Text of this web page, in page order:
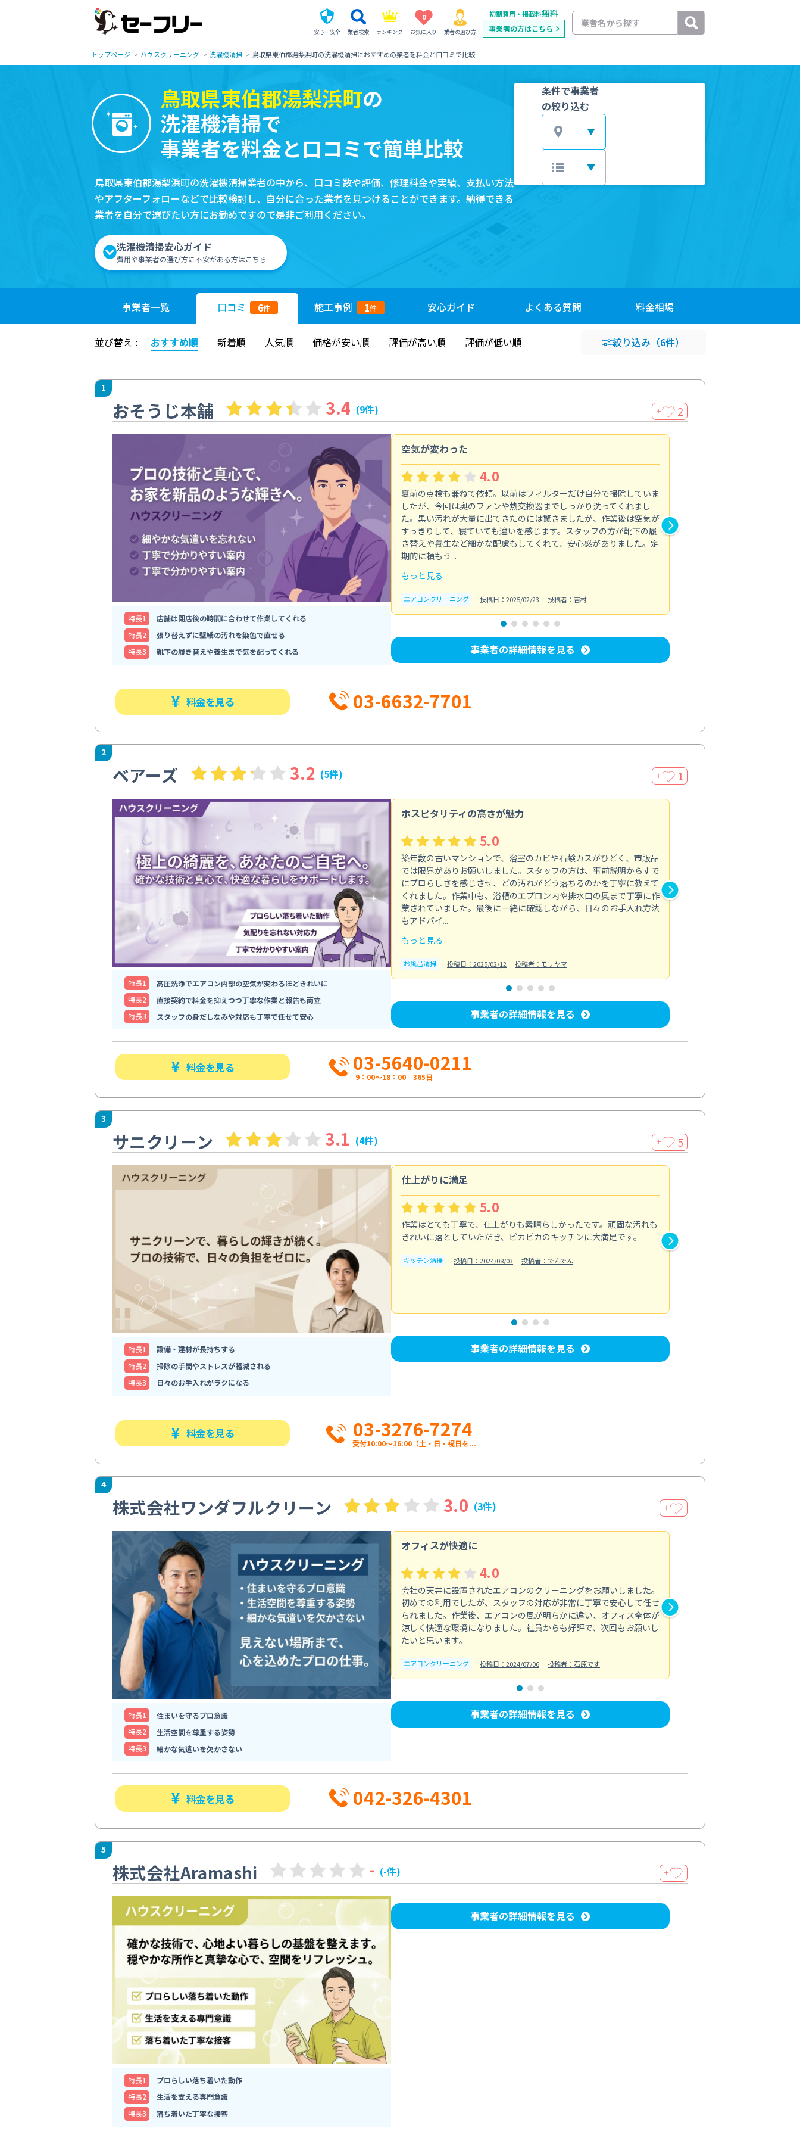
安心・安全 業者検索 ランキング
0
お気に入り 業者の選び方
初期費用・掲載料無料
事業者の方はこちら
トップページ ハウスクリーニング 洗濯機清掃 鳥取県東伯郡湯梨浜町の洗濯機清掃におすすめの業者を料金と口コミで比較
鳥取県東伯郡湯梨浜町の
洗濯機清掃で
事業者を料金と口コミで簡単比較
鳥取県東伯郡湯梨浜町の洗濯機清掃業者の中から、口コミ数や評価、修理料金や実績、支払い方法
やアフターフォローなどで比較検討し、自分に合った業者を見つけることができます。納得できる
業者を自分で選びたい方にお勧めですので是非ご利用ください。
洗濯機清掃安心ガイド
費用や事業者の選び方に不安がある方はこちら
条件で事業者
の絞り込む
事業者一覧 口コミ 6件 施工事例 1件 安心ガイド よくある質問 料金相場
並び替え : おすすめ順 新着順 人気順 価格が安い順 評価が高い順 評価が低い順 絞り込み （6件）
1
おそうじ本舗 3.4 (9件) ＋ 2
特⻑1
店舗は閉店後の時間に合わせて作業してくれる
特⻑2
張り替えずに壁紙の汚れを染色で直せる
特⻑3
靴下の履き替えや養生まで気を配ってくれる
空気が変わった
4.0
夏前の点検も兼ねて依頼。以前はフィルターだけ自分で掃除していま
したが、今回は奥のファンや熱交換器までしっかり洗ってくれまし
た。黒い汚れが大量に出てきたのには驚きましたが、作業後は空気が
すっきりして、寝ていても違いを感じます。スタッフの方が靴下の履
き替えや養生など細かな配慮もしてくれて、安心感がありました。定
期的に頼もう...
もっと見る
エアコンクリーニング 投稿日：2025/02/23 投稿者：吉村
事業者の詳細情報を見る
料金を見る 03-6632-7701
2
ベアーズ 3.2 (5件) ＋ 1
特⻑1
高圧洗浄でエアコン内部の空気が変わるほどきれいに
特⻑2
直接契約で料金を抑えつつ丁寧な作業と報告も両立
特⻑3
スタッフの身だしなみや対応も丁寧で任せて安心
ホスピタリティの高さが魅力
5.0
築年数の古いマンションで、浴室のカビや石鹸カスがひどく、市販品
では限界がありお願いしました。スタッフの方は、事前説明からすで
にプロらしさを感じさせ、どの汚れがどう落ちるのかを丁寧に教えて
くれました。作業中も、浴槽のエプロン内や排水口の奥まで丁寧に作
業されていました。最後に一緒に確認しながら、日々のお手入れ方法
もアドバイ...
もっと見る
お風呂清掃 投稿日：2025/02/12 投稿者：モリヤマ
事業者の詳細情報を見る
料金を見る 03-5640-0211
9：00～18：00 365日
3
サニクリーン 3.1 (4件) ＋ 5
特⻑1
設備・建材が長持ちする
特⻑2
掃除の手間やストレスが軽減される
特⻑3
日々のお手入れがラクになる
仕上がりに満足
5.0
作業はとても丁寧で、仕上がりも素晴らしかったです。頑固な汚れも
きれいに落としていただき、ピカピカのキッチンに大満足です。
キッチン清掃 投稿日：2024/08/03 投稿者：でんでん
事業者の詳細情報を見る
料金を見る 03-3276-7274
受付10:00〜16:00（土・日・祝日を...
4
株式会社ワンダフルクリーン 3.0 (3件) ＋
特⻑1
住まいを守るプロ意識
特⻑2
生活空間を尊重する姿勢
特⻑3
細かな気遣いを欠かさない
オフィスが快適に
4.0
会社の天井に設置されたエアコンのクリーニングをお願いしました。
初めての利用でしたが、スタッフの対応が非常に丁寧で安心して任せ
られました。作業後、エアコンの風が明らかに違い、オフィス全体が
涼しく快適な環境になりました。社員からも好評で、次回もお願いし
たいと思います。
エアコンクリーニング 投稿日：2024/07/06 投稿者：石原です
事業者の詳細情報を見る
料金を見る 042-326-4301
5
株式会社Aramashi - (-件) ＋
特⻑1
プロらしい落ち着いた動作
特⻑2
生活を支える専門意識
特⻑3
落ち着いた丁寧な接客
事業者の詳細情報を見る